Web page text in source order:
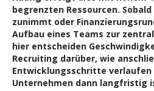
begrenzten Ressourcen.
zunimmt oder
Aufbau eines Teams zur
hier entscheiden
Recruiting darüber, wie
Entwicklungsschritte
Unternehmen dann langfristig